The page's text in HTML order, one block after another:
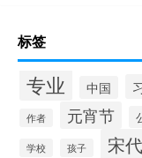
标签
专业 中国
作者 元宵节
学校 孩子 宋代